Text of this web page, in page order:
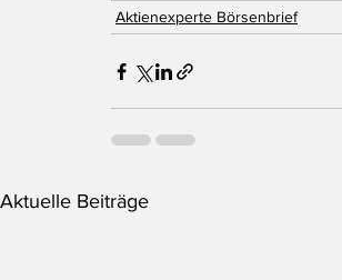
Aktienexperte Börsenbrief
Aktuelle Beiträge